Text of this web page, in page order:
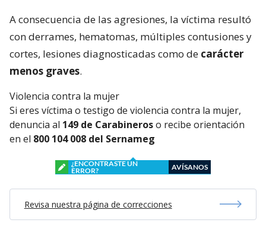
A consecuencia de las agresiones, la víctima resultó
con derrames, hematomas, múltiples contusiones y
cortes, lesiones diagnosticadas como de carácter
menos graves.
Violencia contra la mujer
Si eres víctima o testigo de violencia contra la mujer,
denuncia al 149 de Carabineroso recibe orientación
en el 800 104 008 del Sernameg
¿ENCONTRASTE UN
ERROR?
AVÍSANOS
Revisa nuestra página de correcciones